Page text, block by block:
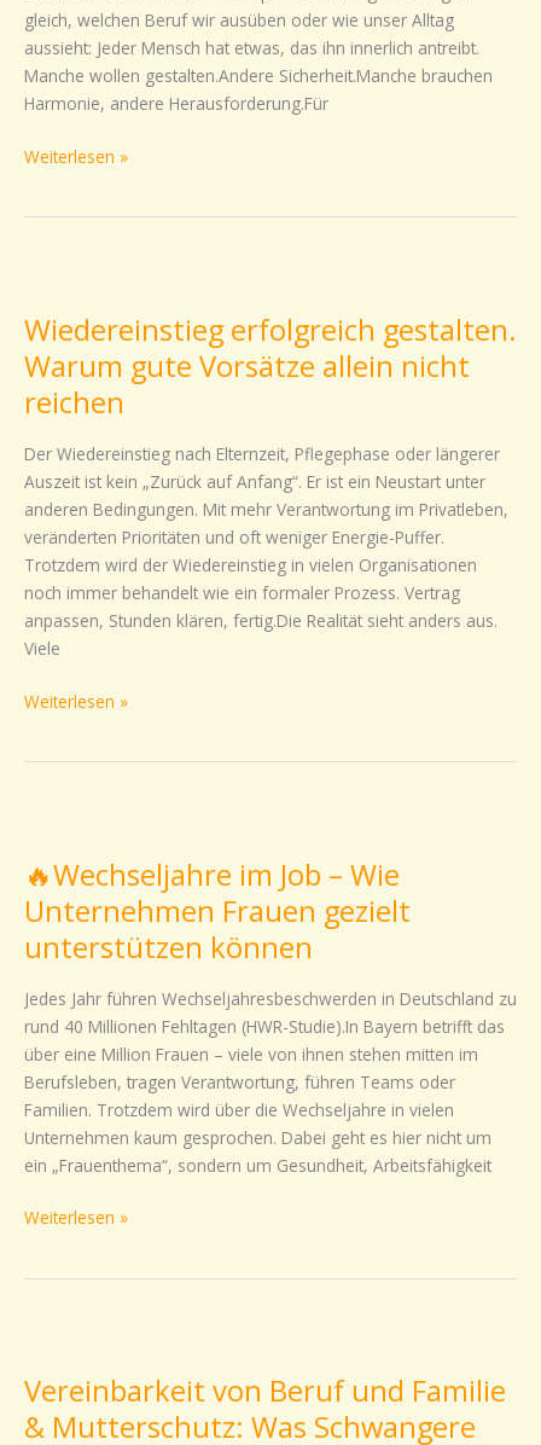
gleich, welchen Beruf wir ausüben oder wie unser Alltag
aussieht: Jeder Mensch hat etwas, das ihn innerlich antreibt.
Manche wollen gestalten.Andere Sicherheit.Manche brauchen
Harmonie, andere Herausforderung.Für
Weiterlesen »
Wiedereinstieg erfolgreich gestalten.
Warum gute Vorsätze allein nicht
reichen
Der Wiedereinstieg nach Elternzeit, Pflegephase oder längerer
Auszeit ist kein „Zurück auf Anfang“. Er ist ein Neustart unter
anderen Bedingungen. Mit mehr Verantwortung im Privatleben,
veränderten Prioritäten und oft weniger Energie-Puffer.
Trotzdem wird der Wiedereinstieg in vielen Organisationen
noch immer behandelt wie ein formaler Prozess. Vertrag
anpassen, Stunden klären, fertig.Die Realität sieht anders aus.
Viele
gestalten.
Warum
gute
Vorsätze
nicht
reichen
Weiterlesen »
🔥Wechseljahre im Job – Wie
Unternehmen Frauen gezielt
unterstützen können
Jedes Jahr führen Wechseljahresbeschwerden in Deutschland zu
rund 40 Millionen Fehltagen (HWR-Studie).In Bayern betrifft das
über eine Million Frauen – viele von ihnen stehen mitten im
Berufsleben, tragen Verantwortung, führen Teams oder
Familien. Trotzdem wird über die Wechseljahre in vielen
Unternehmen kaum gesprochen. Dabei geht es hier nicht um
ein „Frauenthema“, sondern um Gesundheit, Arbeitsfähigkeit
im
Job
–
Wie
Frauen
gezielt
unterstützen
können
Weiterlesen »
Vereinbarkeit von Beruf und Familie
& Mutterschutz: Was Schwangere
Beruf
und